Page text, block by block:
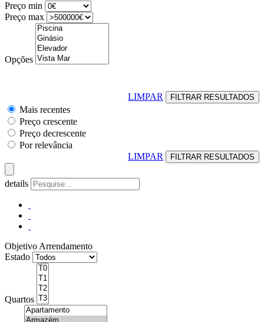
Preço min
Preço max
Opções
LIMPAR
Mais recentes
Preço crescente
Preço decrescente
Por relevância
LIMPAR
details
Objetivo Arrendamento
Estado
Quartos